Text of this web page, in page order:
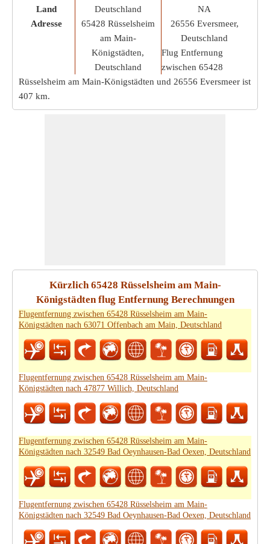
Land
Adresse
Deutschland
65428 Rüsselsheim
am Main-
Königstädten,
Deutschland
NA
26556 Eversmeer,
Deutschland
Flug Entfernung
zwischen 65428
Rüsselsheim am Main-Königstädten und 26556 Eversmeer ist
407 km.
Kürzlich 65428 Rüsselsheim am Main-
Königstädten flug Entfernung Berechnungen
Flugentfernung zwischen 65428 Rüsselsheim am Main-
Königstädten nach 63071 Offenbach am Main, Deutschland
Flugentfernung zwischen 65428 Rüsselsheim am Main-
Königstädten nach 47877 Willich, Deutschland
Flugentfernung zwischen 65428 Rüsselsheim am Main-
Königstädten nach 32549 Bad Oeynhausen-Bad Oexen, Deutschland
Flugentfernung zwischen 65428 Rüsselsheim am Main-
Königstädten nach 32549 Bad Oeynhausen-Bad Oexen, Deutschland